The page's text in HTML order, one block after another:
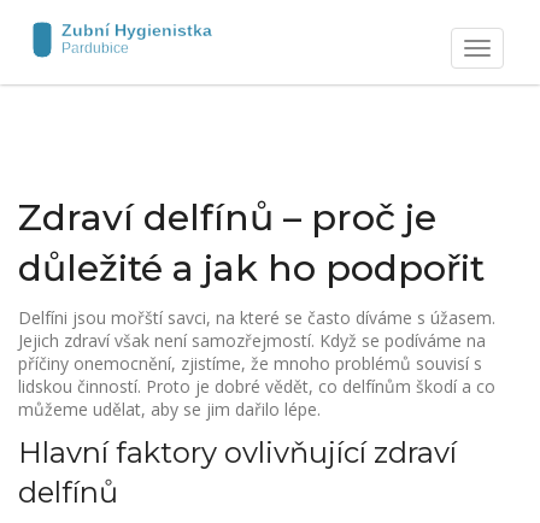
Zobrazit
navigaci
Zdraví delfínů – proč je
důležité a jak ho podpořit
Delfíni jsou mořští savci, na které se často díváme s úžasem.
Jejich zdraví však není samozřejmostí. Když se podíváme na
příčiny onemocnění, zjistíme, že mnoho problémů souvisí s
lidskou činností. Proto je dobré vědět, co delfínům škodí a co
můžeme udělat, aby se jim dařilo lépe.
Hlavní faktory ovlivňující zdraví
delfínů